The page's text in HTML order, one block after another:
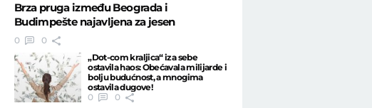
Brza pruga između Beograda i
Budimpešte najavljena za jesen
0
0
„Dot-com kraljica“ iza sebe
ostavila haos: Obećavala milijarde i
bolju budućnost, a mnogima
ostavila dugove!
0
0